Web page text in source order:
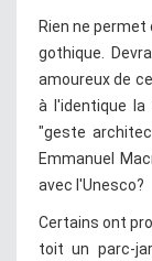
Rien ne
gothique.
amoureux de
à l'identique la
"geste
Emmanuel
avec l'Unesco?
Certains ont
toit un parc-